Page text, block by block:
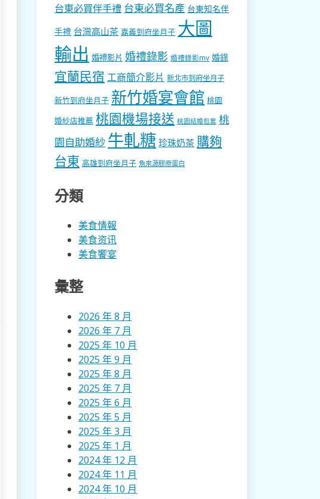
台東必買伴手禮 台東必買名產 台東知名伴
手禮 台灣高山茶 嘉義到府坐月子 大圖
輸出 婚禮影片 婚禮錄影 婚禮錄影mv 婚錄
宜蘭民宿 工商簡介影片 新北市到府坐月子
新竹到府坐月子 新竹婚宴會館 桃園
婚紗店推薦 桃園機場接送 桃園結婚包套 桃
園自助婚紗 牛軋糖 珍珠奶茶 購夠
台東 高雄到府坐月子 魚來源膠原蛋白
分類
美食情報
美食资讯
美食饗宴
彙整
2026 年 8 月
2026 年 7 月
2025 年 10 月
2025 年 9 月
2025 年 8 月
2025 年 7 月
2025 年 6 月
2025 年 5 月
2025 年 3 月
2025 年 1 月
2024 年 12 月
2024 年 11 月
2024 年 10 月